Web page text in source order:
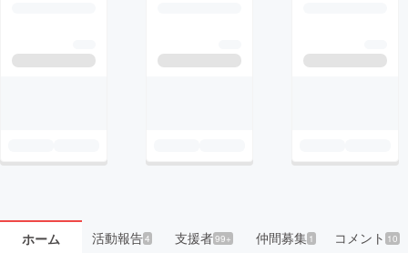
ホーム 活動報告4 支援者99+ 仲間募集 1 コメント 10